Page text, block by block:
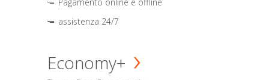
assistenza 24/7
Economy+